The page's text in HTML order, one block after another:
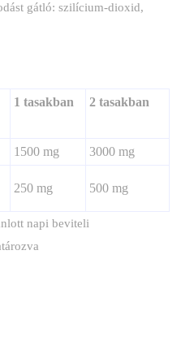
gátló: szilícium-dioxid,
1 tasakban 2 tasakban
1500 mg
3000 mg
250 mg 500 mg
napi beviteli